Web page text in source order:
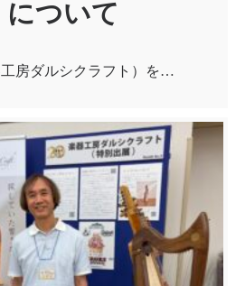
について
房ダルシクラフト）を…